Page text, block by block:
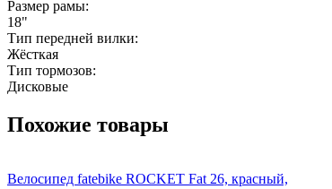
Размер рамы:
18"
Тип передней вилки:
Жёсткая
Тип тормозов:
Дисковые
Похожие товары
Велосипед fatebike ROCKET Fat 26, красный,